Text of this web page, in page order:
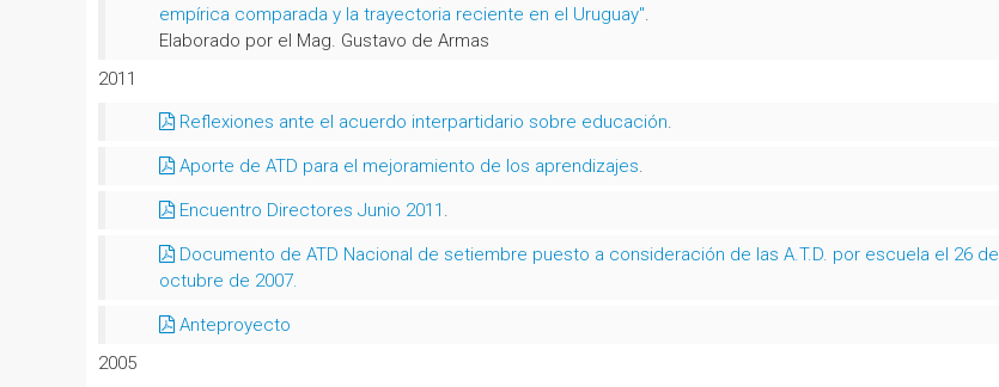
empírica comparada y la trayectoria reciente en el Uruguay".
Elaborado por el Mag. Gustavo de Armas
2011
Reflexiones ante el acuerdo interpartidario sobre educación.
Aporte de ATD para el mejoramiento de los aprendizajes.
Encuentro Directores Junio 2011 .
Documento de ATD Nacional de setiembre puesto a consideración de las A.T.D. por escuela el 26 de
octubre de 2007.
Anteproyecto
2005